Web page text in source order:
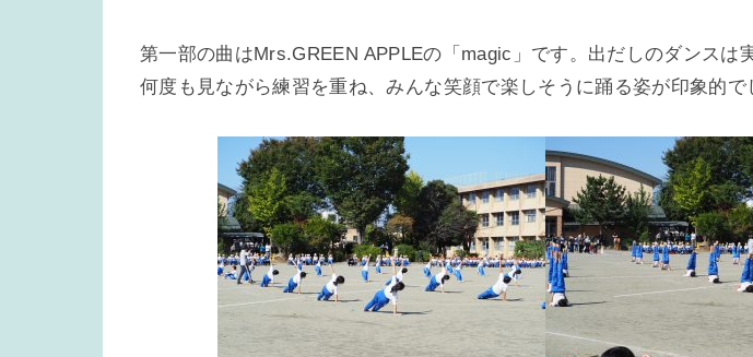
第一部の曲はMrs.GREEN APPLEの「magic」です。出だしのダンスは
何度も見ながら練習を重ね、みんな笑顔で楽しそうに踊る姿が印象的で